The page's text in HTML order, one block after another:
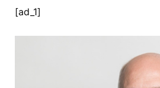
[ad_1]